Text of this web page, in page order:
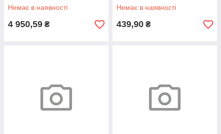
Немає в наявності
4 950,59 ₴
Немає в наявності
439,90 ₴